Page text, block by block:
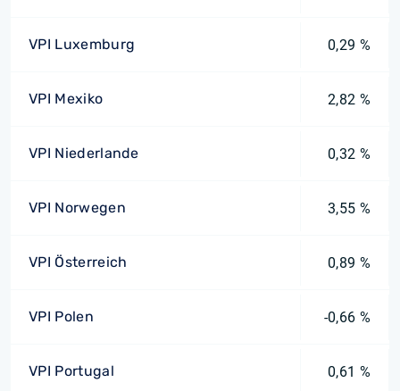
VPI Luxemburg 0,29 %
VPI Mexiko 2,82 %
VPI Niederlande 0,32 %
VPI Norwegen 3,55 %
VPI Österreich 0,89 %
VPI Polen -0,66 %
VPI Portugal 0,61 %